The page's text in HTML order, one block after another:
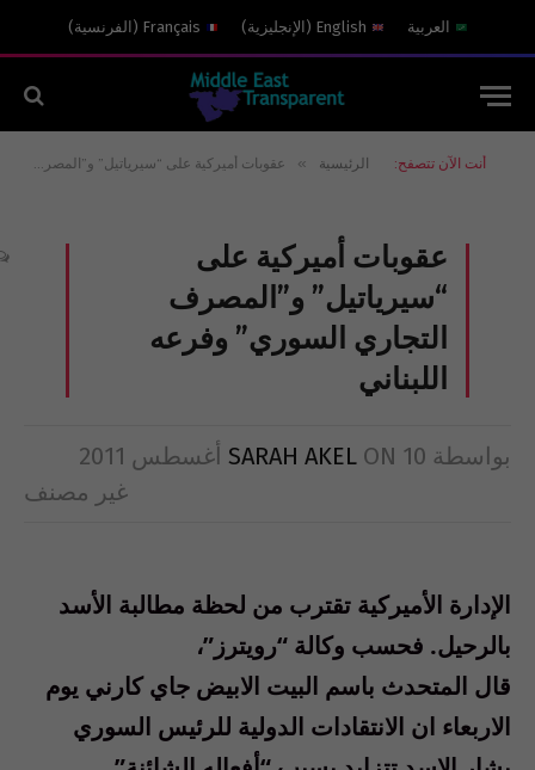
العربية English
( الإنجليزية)
Français
( الفرنسية)
أنت الآن تتصفح: الرئيسية » عقوبات أميركية على “سيرياتيل” و”المصرف التجاري السوري” وفرعه اللبناني
عقوبات أميركية على
“سيرياتيل” و”المصرف
التجاري السوري” وفرعه
اللبناني
بواسطة SARAH AKEL ON 10 أغسطس 2011
غير مصنف
الإدارة الأميركية تقترب من لحظة مطالبة الأسد
بالرحيل. فحسب وكالة “رويترز”،
قال المتحدث باسم البيت الابيض جاي كارني يوم
الاربعاء ان الانتقادات الدولية للرئيس السوري